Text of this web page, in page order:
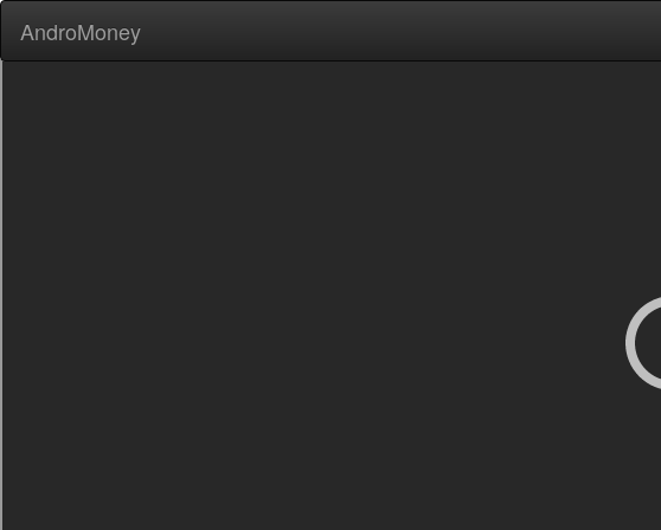
AndroMoney